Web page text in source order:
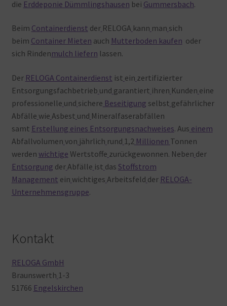
die Erddeponie Dümmlingshausen bei Gummersbach.
Beim Containerdienst der RELOGA kann man sich
beim Container Mieten auch Mutterboden kaufen oder
sich Rindenmulch liefern lassen.
Der RELOGA Containerdienst ist ein zertifizierter
Entsorgungsfachbetrieb und garantiert ihren Kunden eine
professionelle und sichere Beseitigung selbst gefährlicher
Abfälle wie Asbest und Mineralfaserabfällen
samt Erstellung eines Entsorgungsnachweises. Aus einem
Abfallvolumen von jährlich rund 1,2 Millionen Tonnen
werden wichtige Wertstoffe zurückgewonnen. Neben der
Entsorgung der Abfälle ist das Stoffstrom
Management ein wichtiges Arbeitsfeld der RELOGA-
Unternehmensgruppe.
Kontakt
RELOGA GmbH
Braunswerth 1-3
51766 Engelskirchen